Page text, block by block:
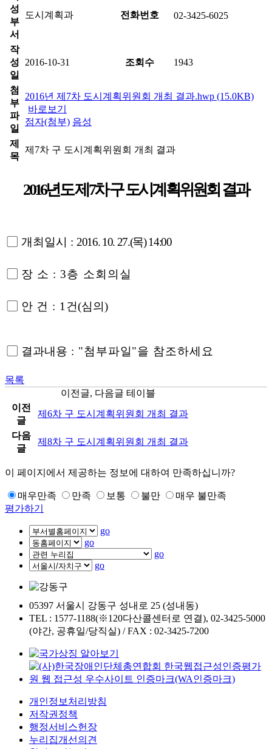
성
부
서
도시계획과 전화번호 02-3425-6025
작
성
일
2016-10-31 조회수 1943
첨
부
파
일
2016년 제7차 도시계획위원회 개최 결과.hwp (15.0KB)
바로보기
점자(첨부) 음성
제
목
제7차 구 도시계획위원회 개최 결과
2016년도 제7차 구 도시계획위원회 결과
▢ 개최일시 : 2016. 10. 27.(목) 14:00
▢ 장 소 : 3층 소회의실
▢ 안 건 : 1 건(심의)
▢ 결과내용 : "첨부파일"을 참조하세요
목록
이전글, 다음글 테이블
이전
글
제6차 구 도시계획위원회 개최 결과
다음
글
제8차 구 도시계획위원회 개최 결과
이 페이지에서 제공하는 정보에 대하여 만족하십니까?
매우만족 만족 보통 불만
매우 불만족
평가하기
go
go
go
go
05397 서울시 강동구 성내로 25 (성내동)
TEL : 1577-1188(※120다산콜센터로 연결), 02-3425-5000
(야간, 공휴일/당직실) / FAX : 02-3425-7200
개인정보처리방침
저작권정책
행정서비스헌장
누리집개선의견